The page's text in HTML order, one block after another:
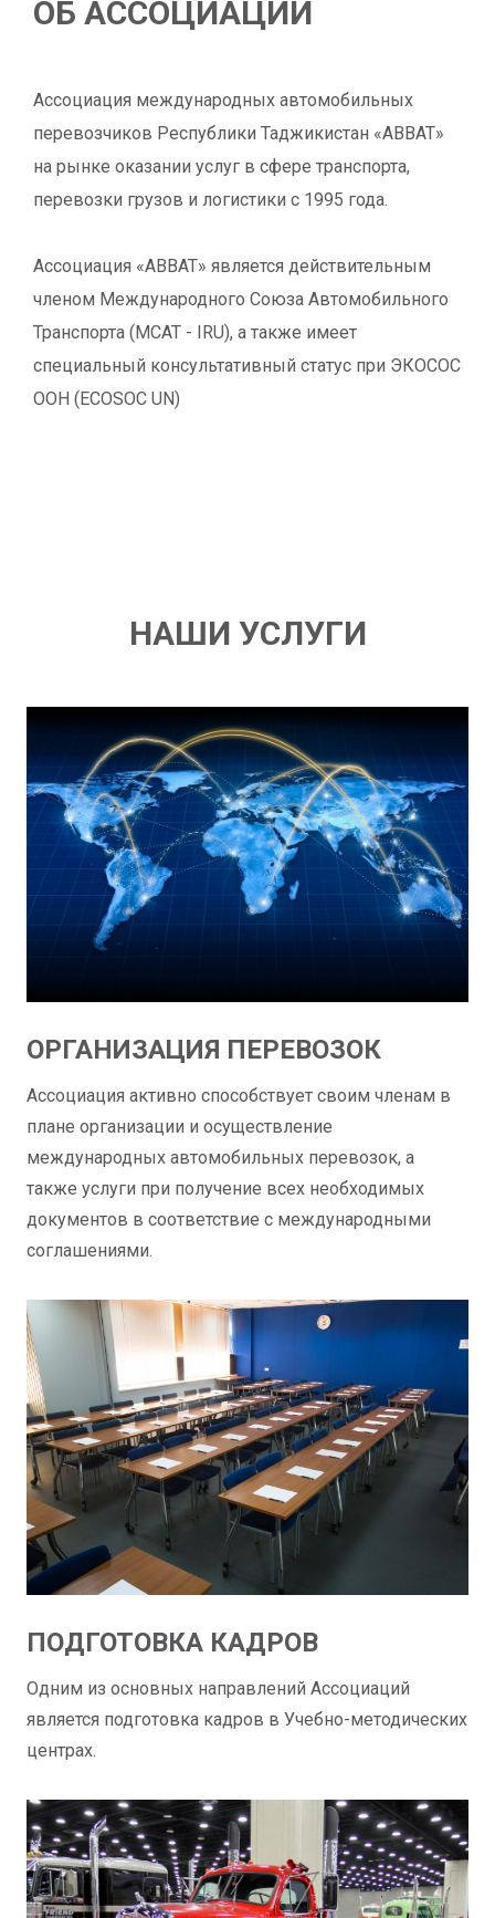
ОБ АССОЦИАЦИИ
Ассоциация международных автомобильных
перевозчиков Республики Таджикистан «АВВАТ»
на рынке оказании услуг в сфере транспорта,
перевозки грузов и логистики c 1995 года.
Ассоциация «АВВАТ» является действительным
членом Международного Союза Автомобильного
Транспорта (МСАТ - IRU), а также имеет
специальный консультативный статус при ЭКОСОС
ООН (ECOSOC UN)
НАШИ УСЛУГИ
ОРГАНИЗАЦИЯ ПЕРЕВОЗОК
Ассоциация активно способствует своим членам в
плане организации и осуществление
международных автомобильных перевозок, а
также услуги при получение всех необходимых
документов в соответствие с международными
соглашениями.
ПОДГОТОВКА КАДРОВ
Одним из основных направлений Ассоциаций
является подготовка кадров в Учебно-методических
центрах.